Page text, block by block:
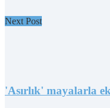
Next Post
'Asırlık' mayalarla